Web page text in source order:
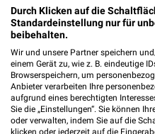
Durch Klicken auf die
Standardeinstellung nur für
beibehalten.
Wir und unsere Partner speichern
einem Gerät zu, wie z. B. eindeutige
Browserspeichern, um
Anbieter verarbeiten Ihre
aufgrund eines berechtigten
Sie die „Einstellungen“. Sie können
oder verwalten, indem Sie auf die
klicken oder jederzeit auf die